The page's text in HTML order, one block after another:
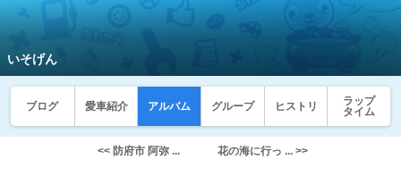
いそげん
ブログ 愛車紹介 アルバム グループ ヒストリ
ラップ
タイム
<< 防府市 阿弥 ... 花の海に行っ ... >>